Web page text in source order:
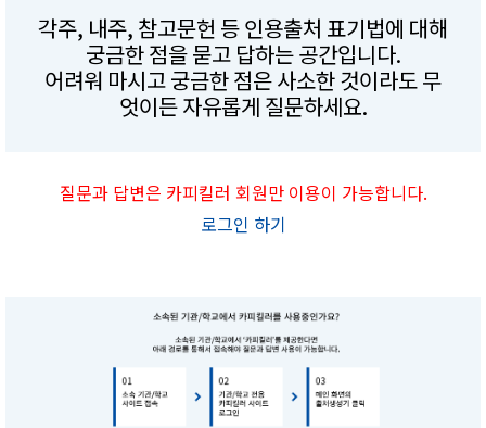
각주, 내주, 참고문헌 등 인용출처 표기법에 대해
궁금한 점을 묻고 답하는 공간입니다.
어려워 마시고 궁금한 점은 사소한 것이라도 무
엇이든 자유롭게 질문하세요.
질문과 답변은 카피킬러 회원만 이용이 가능합니다.
로그인 하기